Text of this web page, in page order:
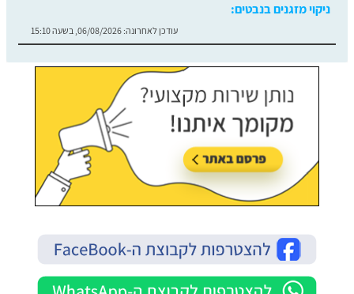
ניקוי מזגנים בנבטים:
עודכן לאחרונה: 06/08/2026, בשעה 15:10